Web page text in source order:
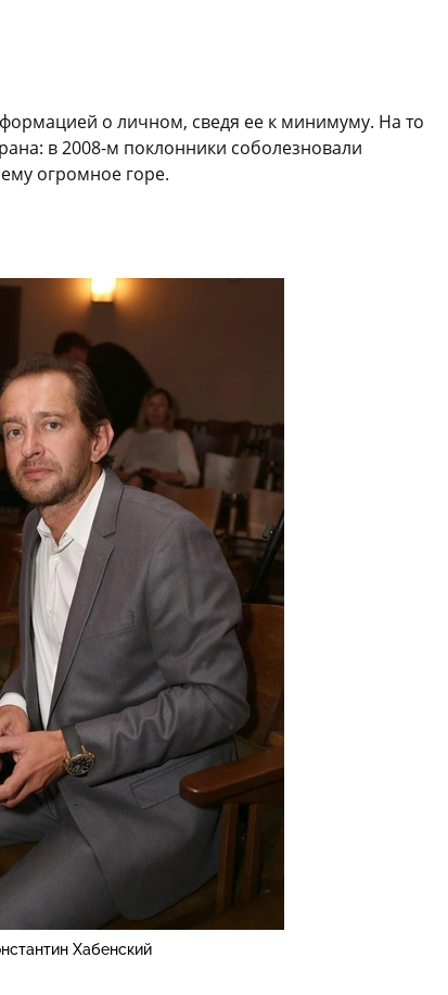
о личном, сведя ее к минимуму. На то
в 2008-м поклонники соболезновали
огромное горе.
Хабенский